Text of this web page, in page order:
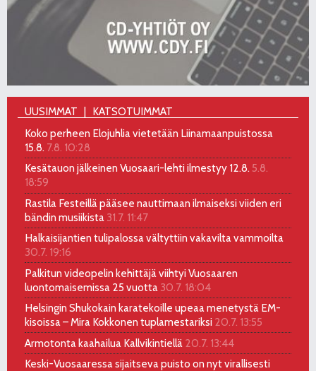
UUSIMMAT
KATSOTUIMMAT
Koko perheen Elojuhlia vietetään Liinamaanpuistossa
15.8. 7.8. 10:28
Kesätauon jälkeinen Vuosaari-lehti ilmestyy 12.8. 5.8.
18:59
Rastila Festeillä pääsee nauttimaan ilmaiseksi viiden eri
bändin musiikista 31.7. 11:47
Halkaisijantien tulipalossa vältyttiin vakavilta vammoilta
30.7. 19:16
Palkitun videopelin kehittäjä viihtyi Vuosaaren
luontomaisemissa 25 vuotta 30.7. 18:04
Helsingin Shukokain karatekoille upeaa menetystä EM-
kisoissa – Mira Kokkonen tuplamestariksi 20.7. 13:55
Armotonta kaahailua Kallvikintiellä 20.7. 13:44
Keski-Vuosaaressa sijaitseva puisto on nyt virallisesti